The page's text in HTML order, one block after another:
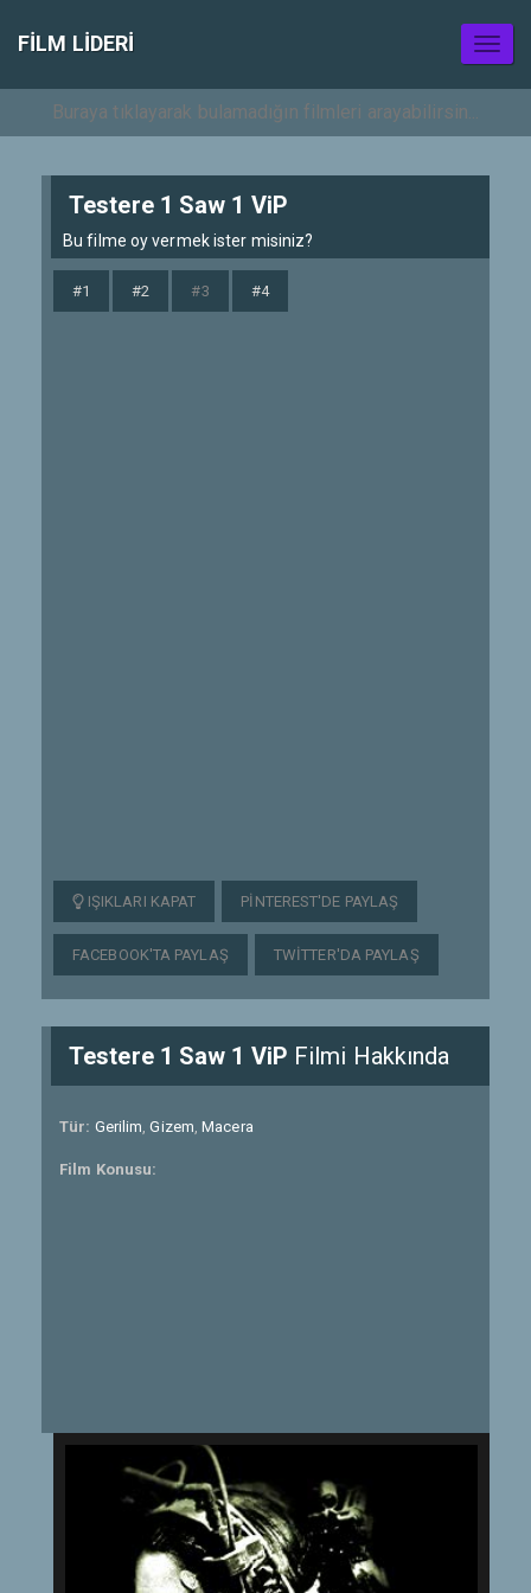
FILM LIDERI
Testere 1 Saw 1 ViP
Bu filme oy vermek ister misiniz?
#1 #2 #3 #4
IŞIKLARI KAPAT PINTEREST'DE PAYLAŞ
FACEBOOK'TA PAYLAŞ TWITTER'DA PAYLAŞ
Testere 1 Saw 1 ViP Filmi Hakkında
Tür: Gerilim,Gizem,Macera
Film Konusu: